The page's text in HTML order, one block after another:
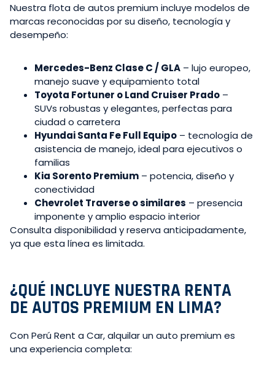
Nuestra flota de autos premium incluye modelos de
marcas reconocidas por su diseño, tecnología y
desempeño:
Mercedes-Benz Clase C / GLA – lujo europeo,
manejo suave y equipamiento total
Toyota Fortuner o Land Cruiser Prado –
SUVs robustas y elegantes, perfectas para
ciudad o carretera
Hyundai Santa Fe Full Equipo – tecnología de
asistencia de manejo, ideal para ejecutivos o
familias
Kia Sorento Premium – potencia, diseño y
conectividad
Chevrolet Traverse o similares – presencia
imponente y amplio espacio interior
Consulta disponibilidad y reserva anticipadamente,
ya que esta línea es limitada.
¿QUÉ INCLUYE NUESTRA RENTA
DE AUTOS PREMIUM EN LIMA?
Con Perú Rent a Car, alquilar un auto premium es
una experiencia completa: